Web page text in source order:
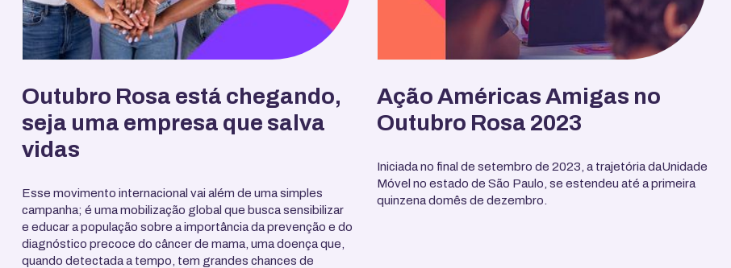
Outubro Rosa está chegando,
seja uma empresa que salva
vidas
Esse movimento internacional vai além de uma simples
campanha; é uma mobilização global que busca sensibilizar
e educar a população sobre a importância da prevenção e do
diagnóstico precoce do câncer de mama, uma doença que,
quando detectada a tempo, tem grandes chances de
Ação Américas Amigas no
Outubro Rosa 2023
Iniciada no final de setembro de 2023, a trajetória daUnidade
Móvel no estado de São Paulo, se estendeu até a primeira
quinzena domês de dezembro.